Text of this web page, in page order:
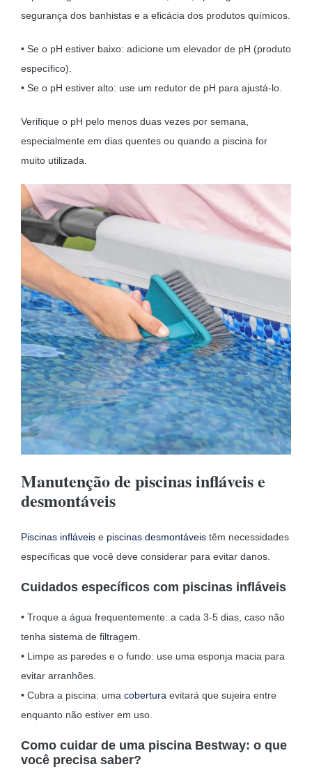
segurança dos banhistas e a eficácia dos produtos químicos.
• Se o pH estiver baixo: adicione um elevador de pH (produto
específico).
• Se o pH estiver alto: use um redutor de pH para ajustá-lo.
Verifique o pH pelo menos duas vezes por semana,
especialmente em dias quentes ou quando a piscina for
muito utilizada.
Manutenção de piscinas infláveis e
desmontáveis
Piscinas infláveise piscinas desmontáveistêm necessidades
específicas que você deve considerar para evitar danos.
Cuidados específicos com piscinas infláveis
• Troque a água frequentemente: a cada 3-5 dias, caso não
tenha sistema de filtragem.
• Limpe as paredes e o fundo: use uma esponja macia para
evitar arranhões.
• Cubra a piscina: uma cobertura evitará que sujeira entre
enquanto não estiver em uso.
Como cuidar de uma piscina Bestway: o que
você precisa saber?